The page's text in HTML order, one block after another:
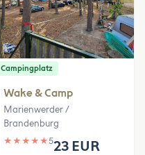
Campingplatz
Wake & Camp
Marienwerder /
Brandenburg
★ ★ ★ ★ ★523 EUR